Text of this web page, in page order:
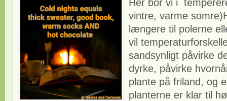
Her bor vi i
vintre, varme
længere til polerne
vil
sandsynligt påvirke
dyrke, påvirke
plante på friland, og
planterne er klar til